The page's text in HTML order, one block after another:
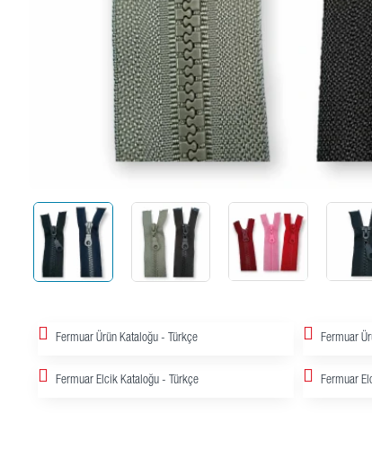
Fermuar Ürün Kataloğu - Türkçe Fermuar
Fermuar Elcik Kataloğu - Türkçe Fermuar